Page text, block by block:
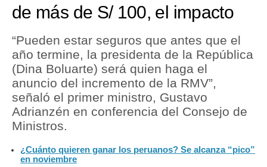
Perú
Tu Dinero
Finanzas Personales
Inmobiliarias
Plus G
Opinión
de más de S/ 100, el impacto
“Pueden estar seguros que antes que el
año termine, la presidenta de la República
(Dina Boluarte) será quien haga el
anuncio del incremento de la RMV”,
señaló el primer ministro, Gustavo
Adrianzén en conferencia del Consejo de
Ministros.
¿Cuánto quieren ganar los peruanos? Se alcanza “pico”
en noviembre